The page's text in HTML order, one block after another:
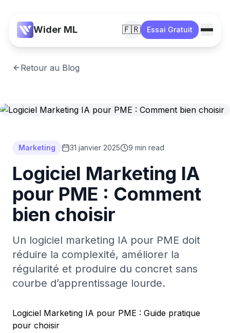
Wider ML 🇫🇷 Essai Gratuit
Retour au Blog
Marketing 31 janvier 2025 9 min read
Logiciel Marketing IA
pour PME : Comment
bien choisir
Un logiciel marketing IA pour PME doit
réduire la complexité, améliorer la
régularité et produire du concret sans
courbe d’apprentissage lourde.
Logiciel Marketing IA pour PME : Guide pratique
pour choisir